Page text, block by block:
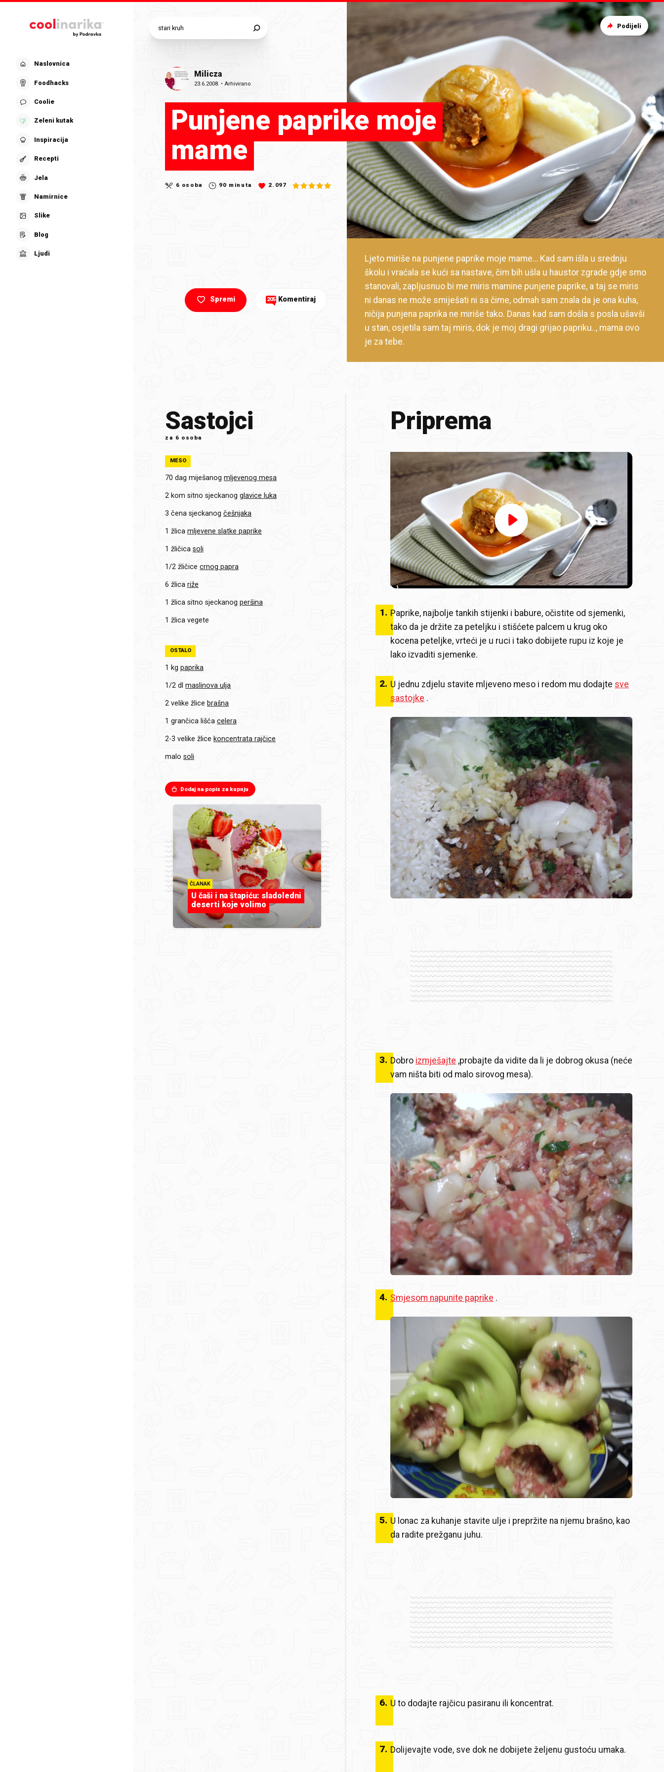
Naslovnica
Foodhacks
Coolie
Zeleni kutak
Inspiracija
Recepti
Jela
Namirnice
Slike
Blog
Ljudi
Milicza
23.6.2008. •Arhivirano
Punjene paprike moje
mame
6 osoba 90 minuta 2.097
Ljeto miriše na punjene paprike moje mame… Kad sam išla u srednju
školu i vraćala se kući sa nastave, čim bih ušla u haustor zgrade gdje smo
stanovali, zapljusnuo bi me miris mamine punjene paprike, a taj se miris
ni danas ne može smiješati ni sa čime, odmah sam znala da je ona kuha,
ničija punjena paprika ne miriše tako. Danas kad sam došla s posla ušavši
u stan, osjetila sam taj miris, dok je moj dragi grijao papriku.., mama ovo
je za tebe.
Spremi 205 Komentiraj
Podijeli
Sastojci
za 6 osoba
MESO
70 dag miješanog mljevenog mesa
2 kom sitno sjeckanog glavice luka
3 čena sjeckanog češnjaka
1 žlica mljevene slatke paprike
1 žličica soli
1/2 žličice crnog papra
6 žlica riže
1 žlica sitno sjeckanog peršina
1 žlica vegete
OSTALO
1 kg paprika
1/2 dl maslinova ulja
2 velike žlice brašna
1 grančica lišća celera
2-3 velike žlice koncentrata rajčice
malo soli
Dodaj na popis za kupnju
ČLANAK
U čaši i na štapiću: sladoledni
deserti koje volimo
Priprema
Video
Player
loading.
1. Paprike, najbolje tankih stijenki i babure, očistite od sjemenki,
tako da je držite za peteljku i stišćete palcem u krug oko
kocena peteljke, vrteći je u ruci i tako dobijete rupu iz koje je
lako izvaditi sjemenke.
2. U jednu zdjelu stavite mljeveno meso i redom mu dodajte sve
sastojke .
3. Dobro izmješajte ,probajte da vidite da li je dobrog okusa (neće
vam ništa biti od malo sirovog mesa).
4. Smjesom napunite paprike .
5. U lonac za kuhanje stavite ulje i prepržite na njemu brašno, kao
da radite prežganu juhu.
6. U to dodajte rajčicu pasiranu ili koncentrat.
7. Dolijevajte vode, sve dok ne dobijete željenu gustoću umaka.